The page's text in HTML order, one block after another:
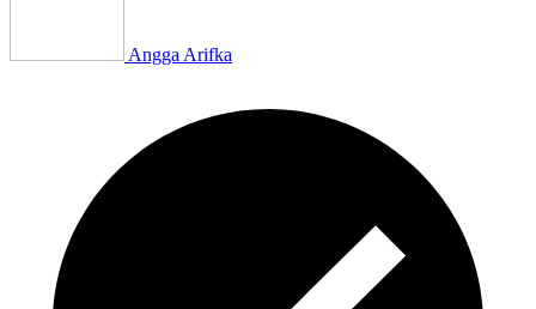
Angga Arifka